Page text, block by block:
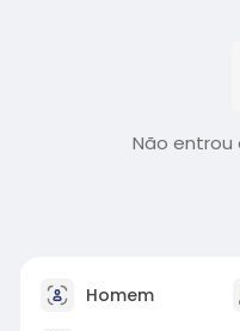
Não entrou
Homem